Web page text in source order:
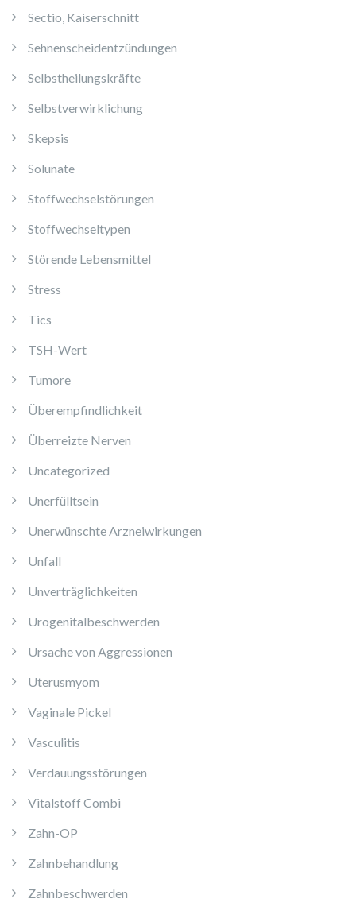
Sectio, Kaiserschnitt
Sehnenscheidentzündungen
Selbstheilungskräfte
Selbstverwirklichung
Skepsis
Solunate
Stoffwechselstörungen
Stoffwechseltypen
Störende Lebensmittel
Stress
Tics
TSH-Wert
Tumore
Überempfindlichkeit
Überreizte Nerven
Uncategorized
Unerfülltsein
Unerwünschte Arzneiwirkungen
Unfall
Unverträglichkeiten
Urogenitalbeschwerden
Ursache von Aggressionen
Uterusmyom
Vaginale Pickel
Vasculitis
Verdauungsstörungen
Vitalstoff Combi
Zahn-OP
Zahnbehandlung
Zahnbeschwerden